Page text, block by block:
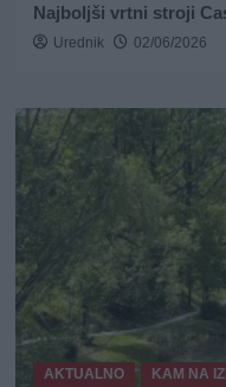
Najboljši vrtni stroji
Urednik 02/06/2026
AKTUALNO KAM NA